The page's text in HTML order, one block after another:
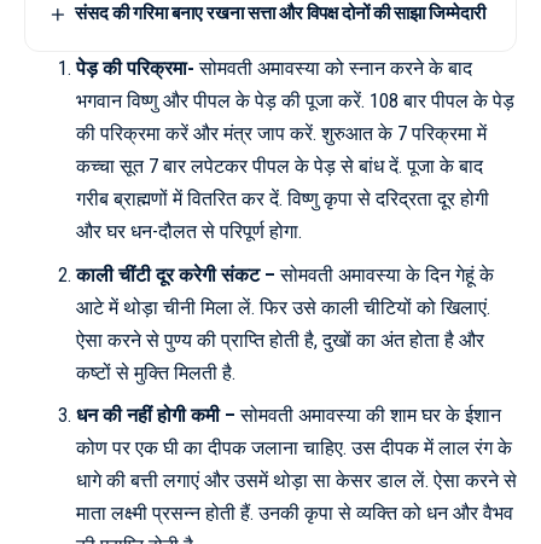
संसद की गरिमा बनाए रखना सत्ता और विपक्ष दोनों की साझा जिम्मेदारी
पेड़ की परिक्रमा- सोमवती अमावस्या को स्नान करने के बाद
भगवान विष्णु और पीपल के पेड़ की पूजा करें. 108 बार पीपल के पेड़
की परिक्रमा करें और मंत्र जाप करें. शुरुआत के 7 परिक्रमा में
कच्चा सूत 7 बार लपेटकर पीपल के पेड़ से बांध दें. पूजा के बाद
गरीब ब्राह्मणों में वितरित कर दें. विष्णु कृपा से दरिद्रता दूर होगी
और घर धन-दौलत से परिपूर्ण होगा.
काली चींटी दूर करेगी संकट – सोमवती अमावस्या के दिन गेहूं के
आटे में थोड़ा चीनी मिला लें. फिर उसे काली चीटियों को खिलाएं.
ऐसा करने से पुण्य की प्राप्ति होती है, दुखों का अंत होता है और
कष्टों से मुक्ति मिलती है.
धन की नहीं होगी कमी – सोमवती अमावस्या की शाम घर के ईशान
कोण पर एक घी का दीपक जलाना चाहिए. उस दीपक में लाल रंग के
धागे की बत्ती लगाएं और उसमें थोड़ा सा केसर डाल लें. ऐसा करने से
माता लक्ष्मी प्रसन्न होती हैं. उनकी कृपा से व्यक्ति को धन और वैभव